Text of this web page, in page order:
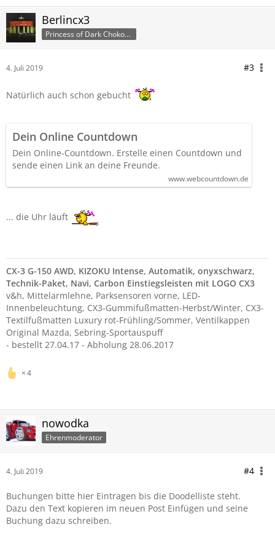
Berlincx3
Princess of Dark ChokoCubes
4. Juli 2019 #3
Natürlich auch schon gebucht
Dein Online Countdown
Dein Online-Countdown. Erstelle einen Countdown und
sende einen Link an deine Freunde.
www.webcountdown.de
... die Uhr läuft
CX-3 G-150 AWD, KIZOKU Intense, Automatik, onyxschwarz,
Technik-Paket, Navi, Carbon Einstiegsleisten mit LOGO CX3
v&h, Mittelarmlehne, Parksensoren vorne, LED-
Innenbeleuchtung, CX3-Gummifußmatten-Herbst/Winter, CX3-
Textilfußmatten Luxury rot-Frühling/Sommer, Ventilkappen
Original Mazda, Sebring-Sportauspuff
- bestellt 27.04.17 - Abholung 28.06.2017
4
nowodka
Ehrenmoderator
4. Juli 2019 #4
Buchungen bitte hier Eintragen bis die Doodelliste steht.
Dazu den Text kopieren im neuen Post Einfügen und seine
Buchung dazu schreiben.